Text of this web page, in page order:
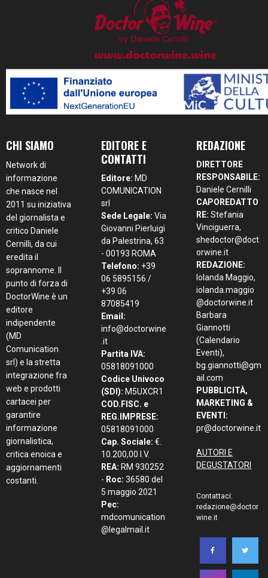
CHI SIAMO
Network di
informazione
che nasce nel
2011 su iniziativa
del giornalista e
critico Daniele
Cernilli, da cui
eredita il
soprannome. Il
punto di forza di
DoctorWine è un
editore
indipendente
(MD
Comunication
srl) e la stretta
integrazione fra
web e prodotti
cartacei per
garantire
informazione
giornalistica,
critica enoica e
aggiornamenti
costanti.
EDITORE E
CONTATTI
Editore: MD
COMUNICATION
srl
Sede Legale: Via
Giovanni Pierluigi
da Palestrina, 63
- 00193 ROMA
Telefono: +39
06 5895156 /
+39 06
87085419
Email:
info@doctorwine
.it
Partita IVA:
05818091000
Codice Univoco
(SDI): M5UXCR1
COD.FISC. e
REG.IMPRESE:
05818091000
Cap. Sociale: €.
10.200,00 I.V.
REA: RM 930252
- Roc: 36580 del
5 maggio 2021
Pec:
mdcomunication
@legalmail.it
REDAZIONE
DIRETTORE
RESPONSABILE:
Daniele Cernilli
CAPOREDATTO
RE: Stefania
Vinciguerra,
shedoctor@doct
orwine.it
REDAZIONE:
Iolanda Maggio,
iolanda.maggio
@doctorwine.it
Barbara
Giannotti
(Calendario
Eventi),
bg.giannotti@gm
ail.com
PUBBLICITÀ,
MARKETING &
EVENTI:
pr@doctorwine.it
AUTORI E
DEGUSTATORI
Contattaci:
redazione@doctor
wine.it